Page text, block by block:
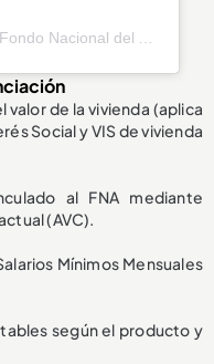
Una publicación compartida por Fondo Nacional del Ahorro (@fnaahorro)
valor de la vivienda (aplica
Social y VIS de vivienda
al FNA mediante
(AVC).
Mínimos Mensuales
según el producto y